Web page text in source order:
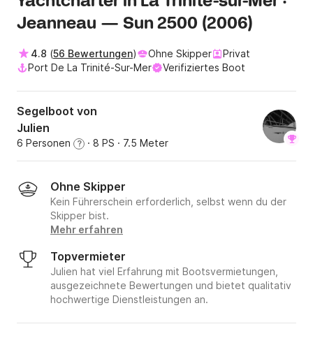
Jeanneau — Sun 2500 (2006)
4.8 (56 Bewertungen) Ohne Skipper
Privat
Port De La Trinité-Sur-Mer
Verifiziertes Boot
Segelboot von
Julien
6 Personen ? · 8 PS · 7.5 Meter
Ohne Skipper
Kein Führerschein erforderlich, selbst wenn du der
Skipper bist.
Mehr erfahren
Topvermieter
Julien hat viel Erfahrung mit Bootsvermietungen,
ausgezeichnete Bewertungen und bietet qualitativ
hochwertige Dienstleistungen an.